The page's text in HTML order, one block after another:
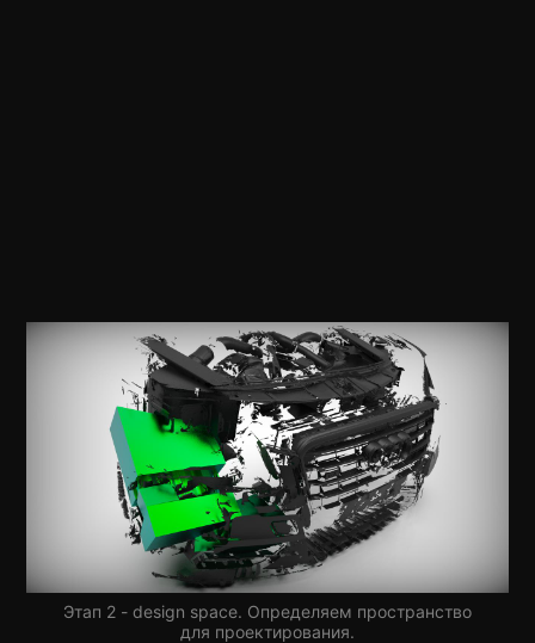
Этап 2 - design space. Определяем пространство
для проектирования.